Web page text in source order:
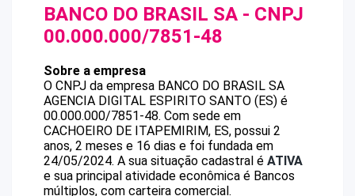
BANCO DO BRASIL SA - CNPJ
00.000.000/7851-48
Sobre a empresa
O CNPJ da empresa BANCO DO BRASIL SA
AGENCIA DIGITAL ESPIRITO SANTO (ES) é
00.000.000/7851-48. Com sede em
CACHOEIRO DE ITAPEMIRIM, ES, possui 2
anos, 2 meses e 16 dias e foi fundada em
24/05/2024. A sua situação cadastral é ATIVA
e sua principal atividade econômica é Bancos
múltiplos, com carteira comercial.